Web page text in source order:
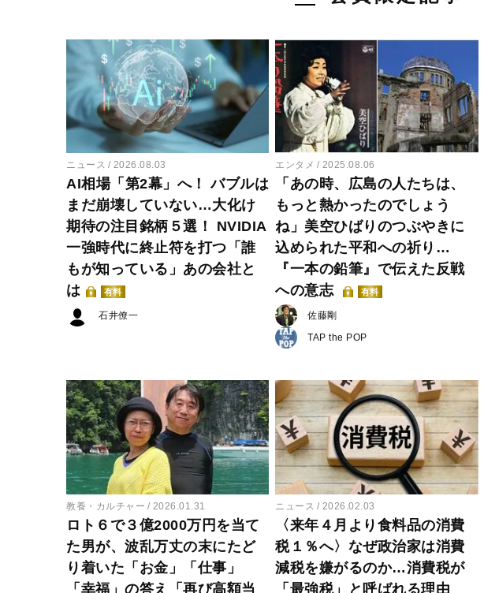
ニュース 2026.08.03
AI相場「第2幕」へ！ バブルは
まだ崩壊していない…大化け
期待の注目銘柄５選！ NVIDIA
一強時代に終止符を打つ「誰
もが知っている」あの会社と
は
有料
石井僚一
エンタメ 2025.08.06
「あの時、広島の人たちは、
もっと熱かったのでしょう
ね」美空ひばりのつぶやきに
込められた平和への祈り…
『一本の鉛筆』で伝えた反戦
への意志
有料
佐藤剛
TAP the POP
教養・カルチャー 2026.01.31
ロト６で３億2000万円を当て
た男が、波乱万丈の末にたど
り着いた「お金」「仕事」
「幸福」の答え「再び高額当
ニュース 2026.02.03
〈来年４月より食料品の消費
税１％へ〉なぜ政治家は消費
減税を嫌がるのか…消費税が
「最強税」と呼ばれる理由